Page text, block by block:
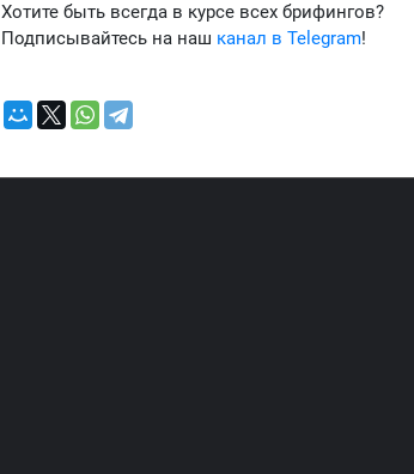
Хотите быть всегда в курсе всех брифингов?
Подписывайтесь на наш канал в Telegram!